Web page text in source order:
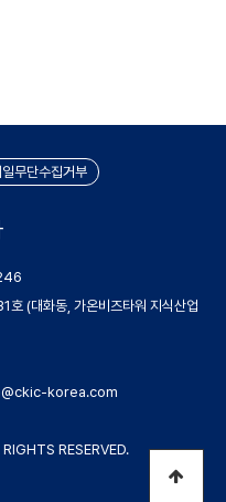
일무단수집거부
(대화동, 가온비즈타워 지식산업
korea.com
RESERVED.